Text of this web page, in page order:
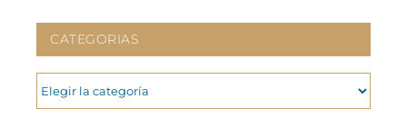
CATEGORIAS
CATEGORIAS